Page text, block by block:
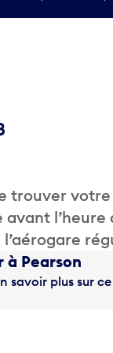
Pearson
savoir plus sur